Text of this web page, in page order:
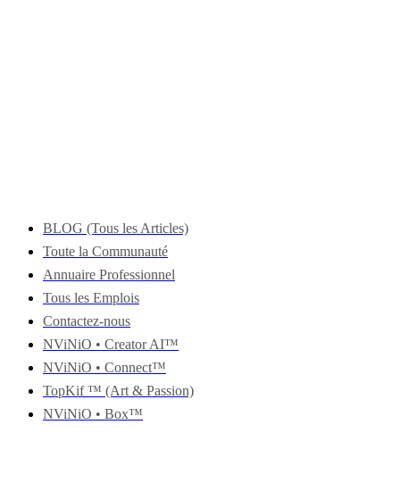
BLOG (Tous les Articles)
Toute la Communauté
Annuaire Professionnel
Tous les Emplois
Contactez-nous
NViNiO • Creator AI™
NViNiO • Connect™
TopKif ™ (Art & Passion)
NViNiO • Box™